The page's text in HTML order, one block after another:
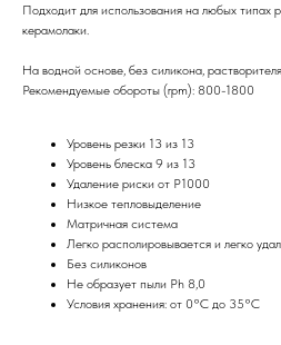
Подходит для использования на любых типах
керамолаки.
На водной основе, без силикона,
Рекомендуемые обороты (rpm): 800-1800
Уровень резки 13 из 13
Уровень блеска 9 из 13
Удаление риски от P1000
Низкое тепловыделение
Матричная система
Легко располировывается и легко
Без силиконов
Не образует пыли Ph 8,0
Условия хранения: от 0°C до 35°C